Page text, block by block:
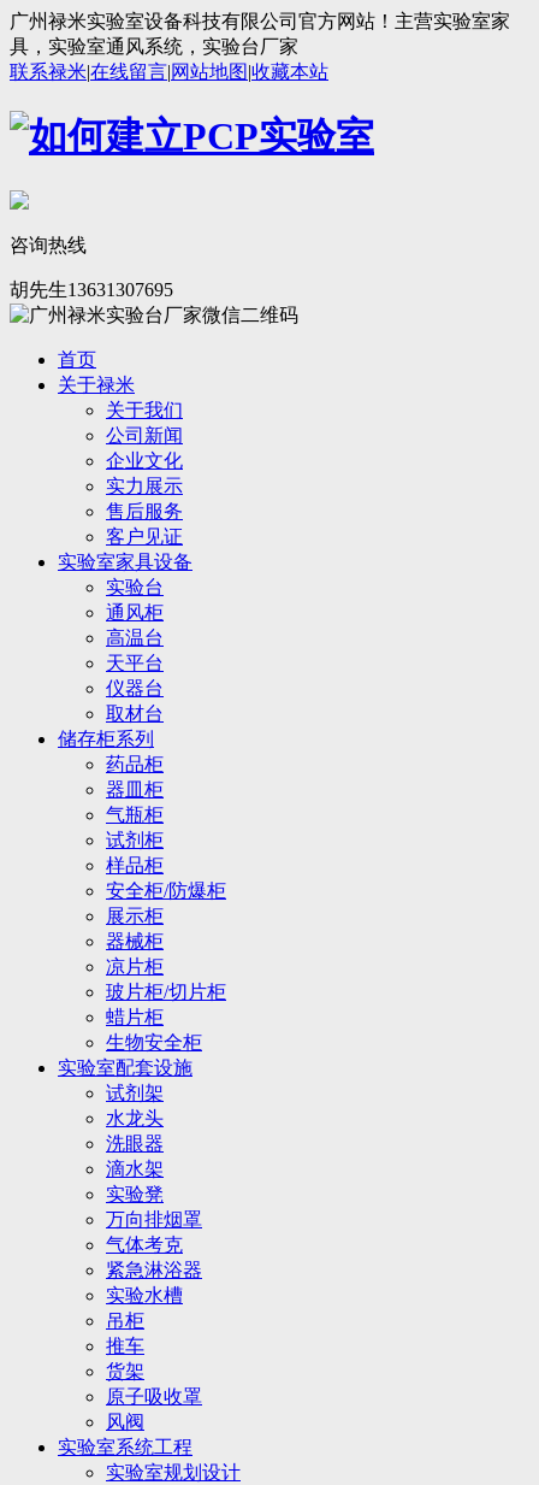
广州禄米实验室设备科技有限公司官方网站！主营实验室家
具，实验室通风系统，实验台厂家
联系禄米|在线留言|网站地图 |收藏本站
咨询热线
胡先生13631307695
首页
关于禄米
关于我们
公司新闻
企业文化
实力展示
售后服务
客户见证
实验室家具设备
实验台
通风柜
高温台
天平台
仪器台
取材台
储存柜系列
药品柜
器皿柜
气瓶柜
试剂柜
样品柜
安全柜/防爆柜
展示柜
器械柜
凉片柜
玻片柜/切片柜
蜡片柜
生物安全柜
实验室配套设施
试剂架
水龙头
洗眼器
滴水架
实验凳
万向排烟罩
气体考克
紧急淋浴器
实验水槽
吊柜
推车
货架
原子吸收罩
风阀
实验室系统工程
实验室规划设计